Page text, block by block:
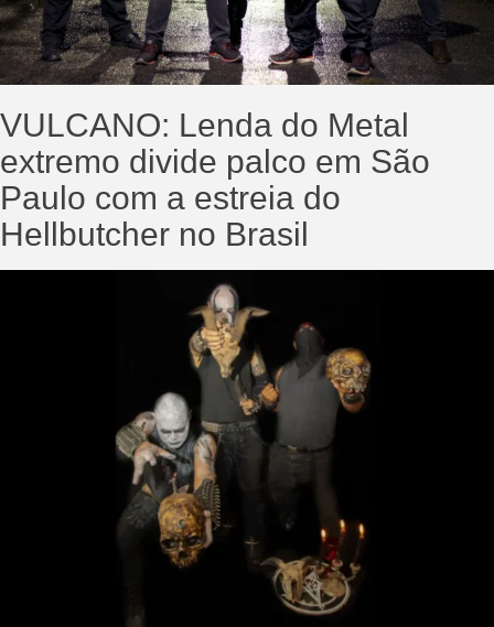
VULCANO: Lenda do Metal
extremo divide palco em São
Paulo com a estreia do
Hellbutcher no Brasil